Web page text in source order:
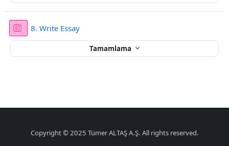
8. Write EssaySınav
Tamamlama
Copyright © 2025 Tümer ALTAŞ A.Ş. All rights reserved.